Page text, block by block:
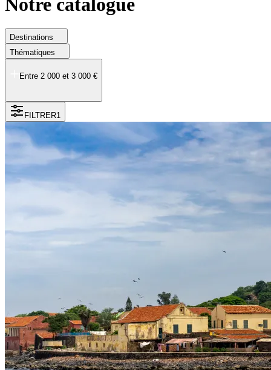
Destinations
Thématiques
Entre 2 000 et 3 000 €
FILTRER1